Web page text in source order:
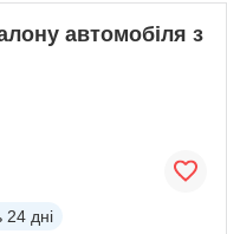
автомобіля з
24 дні